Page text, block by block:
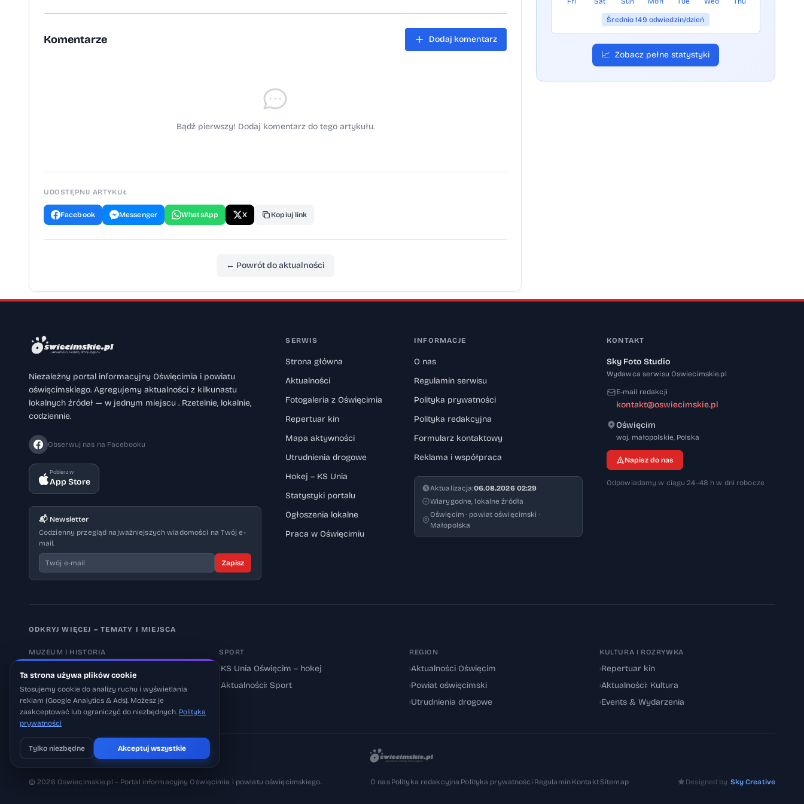
Komentarze Dodaj komentarz
Bądź pierwszy! Dodaj komentarz do tego artykułu.
UDOSTĘPNIJ ARTYKUŁ
Facebook Messenger WhatsApp X Kopiuj link
← Powrót do aktualności
Średnio 149 odwiedzin/dzień
📈 Zobacz pełne statystyki
Niezależny portal informacyjny Oświęcimia i powiatu
oświęcimskiego. Agregujemy aktualności z kilkunastu
lokalnych źródeł — w jednym miejscu . Rzetelnie, lokalnie,
codziennie.
Obserwuj nas na Facebooku
Pobierz w
App Store
📬 Newsletter
Codzienny przegląd najważniejszych wiadomości na Twój e-
mail.
Zapisz
SERWIS
Strona główna
Aktualności
Fotogaleria z Oświęcimia
Repertuar kin
Mapa aktywności
Utrudnienia drogowe
Hokej – KS Unia
Statystyki portalu
Ogłoszenia lokalne
Praca w Oświęcimiu
INFORMACJE
O nas
Regulamin serwisu
Polityka prywatności
Polityka redakcyjna
Formularz kontaktowy
Reklama i współpraca
Aktualizacja:06.08.2026 02:29
Wiarygodne, lokalne źródła
Oświęcim · powiat oświęcimski ·
Małopolska
KONTAKT
Sky Foto Studio
Wydawca serwisu Oswiecimskie.pl
E-mail redakcji
kontakt@oswiecimskie.pl
Oświęcim
woj. małopolskie, 32-600
Polska
Napisz do nas
Odpowiadamy w ciągu 24–48 h w dni robocze
ODKRYJ WIĘCEJ – TEMATY I MIEJSCA
MUZEUM I HISTORIA
› Aktualności: Muzeum
›Aktualności: Historia
SPORT
›KS Unia Oświęcim – hokej
Aktualności: Sport
REGION
›Aktualności Oświęcim
›Powiat oświęcimski
›Utrudnienia drogowe
KULTURA I ROZRYWKA
›Repertuar kin
›Aktualności: Kultura
›Events & Wydarzenia
© 2026 Oswiecimskie.pl – Portal informacyjny Oświęcimia i powiatu oświęcimskiego. O nas·Polityka redakcyjna·Polityka prywatności·Regulamin·Kontakt·Sitemap Designed by Sky Creative
Ta strona używa plików cookie
Stosujemy cookie do analizy ruchu i wyświetlania
reklam (Google Analytics & Ads). Możesz je
zaakceptować lub ograniczyć do niezbędnych. Polityka
prywatności
Tylko niezbędne Akceptuj wszystkie
Pobierz na iOS